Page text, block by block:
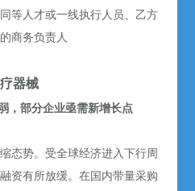
等人才或一线执行人员、乙方
商务负责人
器械
，部分企业亟需新增长点
态势。受全球经济进入下行周
资有所放缓。在国内带量采购